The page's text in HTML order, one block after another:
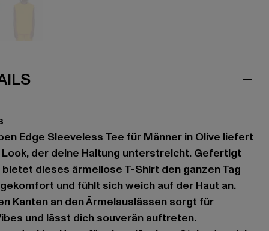
Edge Sleeveless Tee für Männer in Olive liefert
der deine Haltung unterstreicht. Gefertigt
bietet dieses ärmellose T-Shirt den ganzen Tag
und fühlt sich weich auf der Haut an.
Kanten an den Ärmelauslässen sorgt für
und lässt dich souverän auftreten.